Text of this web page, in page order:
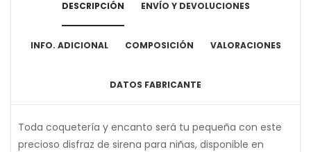
DESCRIPCIÓN ENVÍO Y DEVOLUCIONES
INFO. ADICIONAL COMPOSICIÓN VALORACIONES
DATOS FABRICANTE
Toda coquetería y encanto será tu pequeña con este
precioso disfraz de sirena para niñas, disponible en